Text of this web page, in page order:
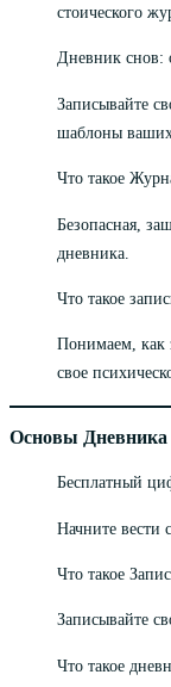
стоического
Дневник снов:
Записывайте
шаблоны ваших
Что такое
Безопасная,
дневника.
Что такое
Понимаем, как
свое
Основы Дневника
Бесплатный
Начните вести
Что такое
Записывайте
Что такое